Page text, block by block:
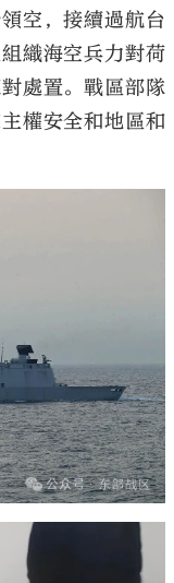
空，接續過航台
織海空兵力對荷
處置。戰區部隊
權安全和地區和